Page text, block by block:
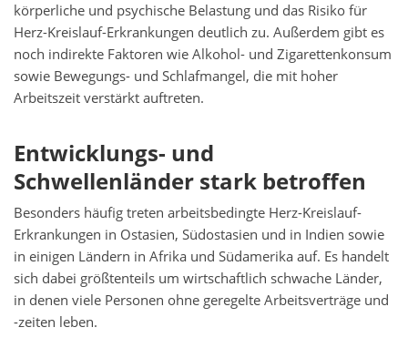
körperliche und psychische Belastung und das Risiko für
Herz-Kreislauf-Erkrankungen deutlich zu. Außerdem gibt es
noch indirekte Faktoren wie Alkohol- und Zigarettenkonsum
sowie Bewegungs- und Schlafmangel, die mit hoher
Arbeitszeit verstärkt auftreten.
Entwicklungs- und
Schwellenländer stark betroffen
Besonders häufig treten arbeitsbedingte Herz-Kreislauf-
Erkrankungen in Ostasien, Südostasien und in Indien sowie
in einigen Ländern in Afrika und Südamerika auf. Es handelt
sich dabei größtenteils um wirtschaftlich schwache Länder,
in denen viele Personen ohne geregelte Arbeitsverträge und
-zeiten leben.